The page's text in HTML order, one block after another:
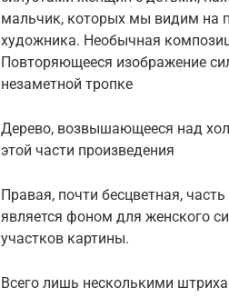
мальчик, которых мы видим на
художника. Необычная
Повторяющееся изображение
незаметной тропке
Дерево, возвышающееся над
этой части произведения
Правая, почти бесцветная,
является фоном для женского
участков картины.
Всего лишь несколькими